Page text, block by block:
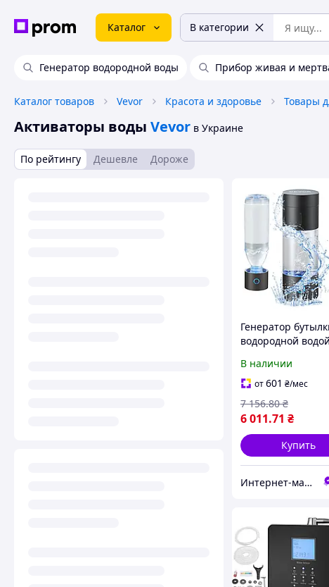
Каталог В категории
Генератор водородной воды Прибор живая и
Каталог товаров Vevor Красота и здоровье Товары
Активаторы воды Vevor в Украине
По рейтингу Дешевле Дороже
Генератор
водородной водой
мл/8,1 унции,
портативный
водогенератор
В наличии
от601 ₴/мес
6 011.71 ₴
7 156.80 ₴
Купить
Интернет-магазин DOBRO